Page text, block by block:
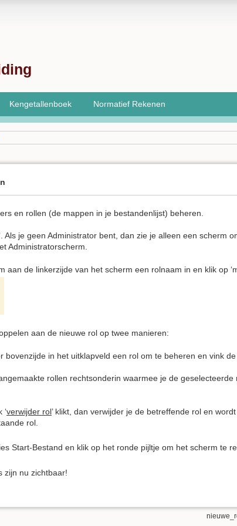
Kengetallenboek Normatief Rekenen
en rollen (de mappen in je bestandenlijst) beheren.
Als je geen Administrator bent, dan zie je alleen een scherm
Administratorscherm.
aan de linkerzijde van het scherm een rolnaam in en klik op
aan de nieuwe rol op twee manieren:
bovenzijde in het uitklapveld een rol om te beheren en vink
rollen rechtsonderin waarmee je de
‘verwijder rol’ klikt, dan verwijder je de betreffende rol en
rol.
Start-Bestand en klik op het ronde pijltje om het scherm te
zijn nu zichtbaar!